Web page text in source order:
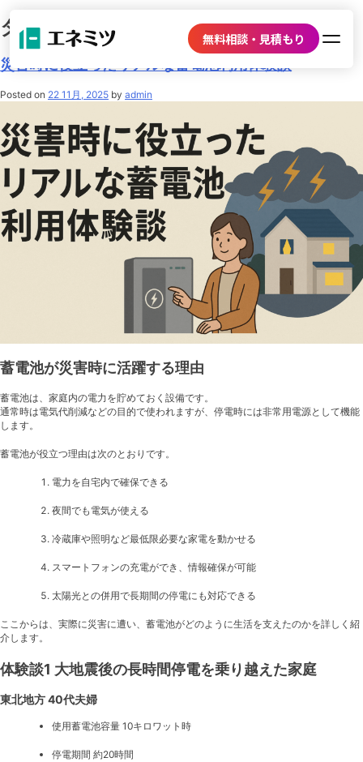
無料相談・見積もり
タグ:2025年
災害時に役立ったリアルな蓄電池利用体験談
Posted on 22 11月, 2025 by admin
蓄電池が災害時に活躍する理由
蓄電池は、家庭内の電力を貯めておく設備です。
通常時は電気代削減などの目的で使われますが、停電時には非常用電源として機能
します。
蓄電池が役立つ理由は次のとおりです。
電力を自宅内で確保できる
夜間でも電気が使える
冷蔵庫や照明など最低限必要な家電を動かせる
スマートフォンの充電ができ、情報確保が可能
太陽光との併用で長期間の停電にも対応できる
ここからは、実際に災害に遭い、蓄電池がどのように生活を支えたのかを詳しく紹
介します。
体験談1 大地震後の長時間停電を乗り越えた家庭
東北地方 40代夫婦
使用蓄電池容量 10キロワット時
停電期間 約20時間